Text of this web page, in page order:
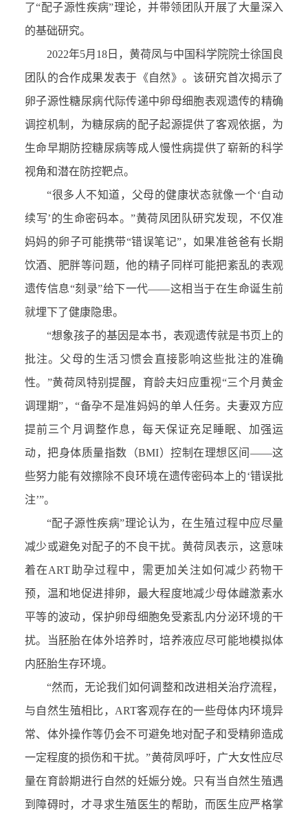
了“配子源性疾病”理论，并带领团队开展了大量深入
的基础研究。
2022年5月18日，黄荷凤与中国科学院院士徐国良
团队的合作成果发表于《自然》。该研究首次揭示了
卵子源性糖尿病代际传递中卵母细胞表观遗传的精确
调控机制，为糖尿病的配子起源提供了客观依据，为
生命早期防控糖尿病等成人慢性病提供了崭新的科学
视角和潜在防控靶点。
“很多人不知道，父母的健康状态就像一个‘自动
续写’的生命密码本。”黄荷凤团队研究发现，不仅准
妈妈的卵子可能携带“错误笔记”，如果准爸爸有长期
饮酒、肥胖等问题，他的精子同样可能把紊乱的表观
遗传信息“刻录”给下一代——这相当于在生命诞生前
就埋下了健康隐患。
“想象孩子的基因是本书，表观遗传就是书页上的
批注。父母的生活习惯会直接影响这些批注的准确
性。”黄荷凤特别提醒，育龄夫妇应重视“三个月黄金
调理期”，“备孕不是准妈妈的单人任务。夫妻双方应
提前三个月调整作息，每天保证充足睡眠、加强运
动，把身体质量指数（BMI）控制在理想区间——这
些努力能有效擦除不良环境在遗传密码本上的‘错误批
注’”。
“配子源性疾病”理论认为，在生殖过程中应尽量
减少或避免对配子的不良干扰。黄荷凤表示，这意味
着在ART助孕过程中，需更加关注如何减少药物干
预，温和地促进排卵，最大程度地减少母体雌激素水
平等的波动，保护卵母细胞免受紊乱内分泌环境的干
扰。当胚胎在体外培养时，培养液应尽可能地模拟体
内胚胎生存环境。
“然而，无论我们如何调整和改进相关治疗流程，
与自然生殖相比，ART客观存在的一些母体内环境异
常、体外操作等仍会不可避免地对配子和受精卵造成
一定程度的损伤和干扰。”黄荷凤呼吁，广大女性应尽
量在育龄期进行自然的妊娠分娩。只有当自然生殖遇
到障碍时，才寻求生殖医生的帮助，而医生应严格掌